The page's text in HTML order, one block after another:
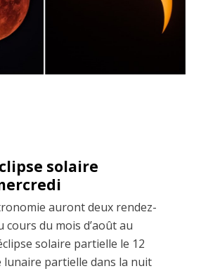
solaire
auront deux rendez-
cours du mois d’août au
solaire partielle le 12
lunaire partielle dans la nuit